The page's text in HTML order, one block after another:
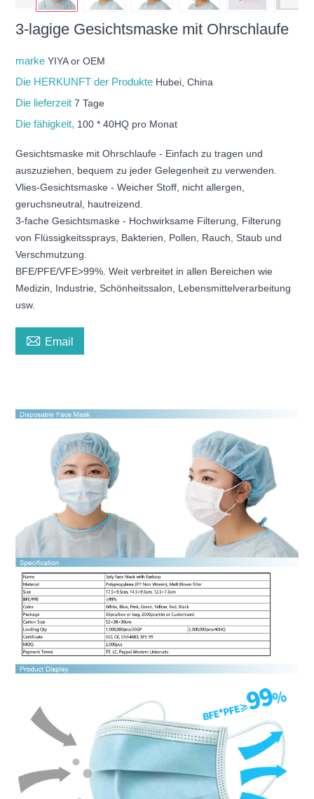
3-lagige Gesichtsmaske mit Ohrschlaufe
markeYIYA or OEM
Die HERKUNFT der Produkte Hubei, China
Die lieferzeit7 Tage
Die fähigkeit, 100 * 40HQ pro Monat
Gesichtsmaske mit Ohrschlaufe - Einfach zu tragen und
auszuziehen, bequem zu jeder Gelegenheit zu verwenden.
Vlies-Gesichtsmaske - Weicher Stoff, nicht allergen,
geruchsneutral, hautreizend.
3-fache Gesichtsmaske - Hochwirksame Filterung, Filterung
von Flüssigkeitssprays, Bakterien, Pollen, Rauch, Staub und
Verschmutzung.
BFE/PFE/VFE>99%. Weit verbreitet in allen Bereichen wie
Medizin, Industrie, Schönheitssalon, Lebensmittelverarbeitung
usw.
 Email